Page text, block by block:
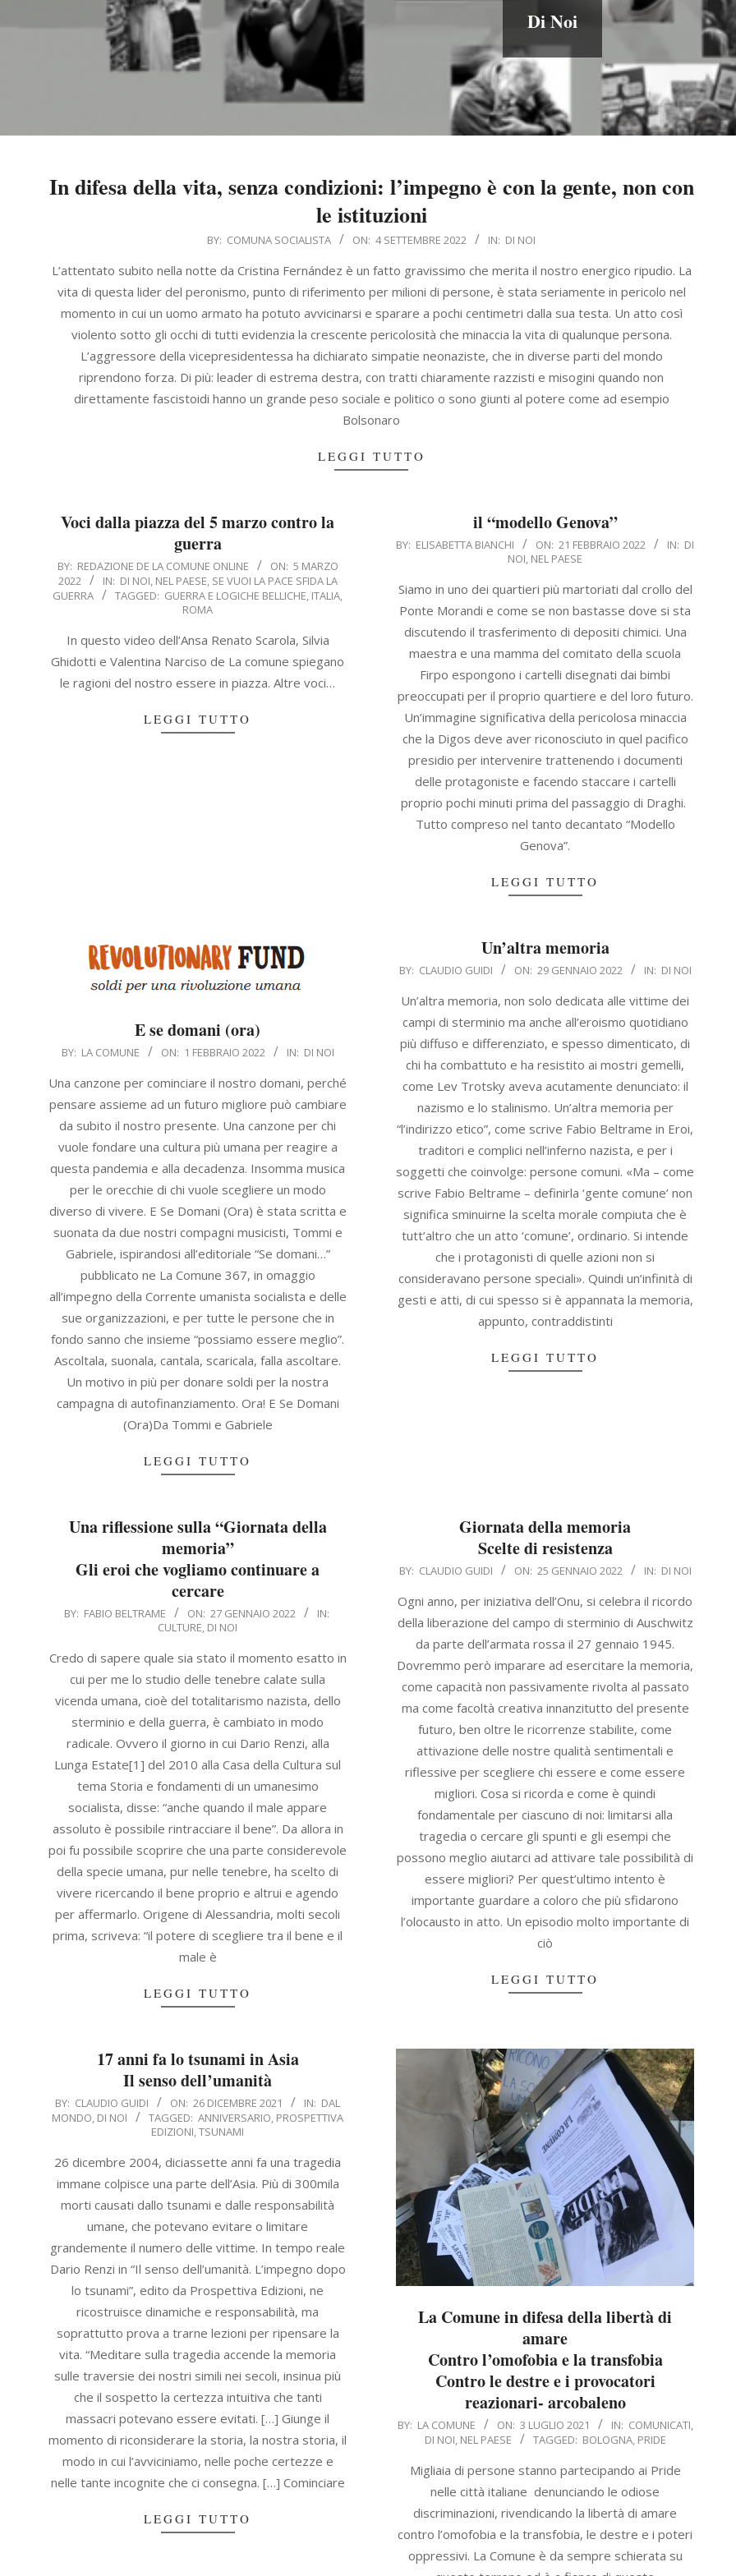
Di Noi
In difesa della vita, senza condizioni: l’impegno è con la gente, non con
le istituzioni
BY: COMUNA SOCIALISTA ON: 4 SETTEMBRE 2022 IN: DI NOI
L’attentato subito nella notte da Cristina Fernández è un fatto gravissimo che merita il nostro energico ripudio. La
vita di questa lider del peronismo, punto di riferimento per milioni di persone, è stata seriamente in pericolo nel
momento in cui un uomo armato ha potuto avvicinarsi e sparare a pochi centimetri dalla sua testa. Un atto così
violento sotto gli occhi di tutti evidenzia la crescente pericolosità che minaccia la vita di qualunque persona.
L’aggressore della vicepresidentessa ha dichiarato simpatie neonaziste, che in diverse parti del mondo
riprendono forza. Di più: leader di estrema destra, con tratti chiaramente razzisti e misogini quando non
direttamente fascistoidi hanno un grande peso sociale e politico o sono giunti al potere come ad esempio
Bolsonaro
LEGGI TUTTO
Voci dalla piazza del 5 marzo contro la
guerra
2022-
03-
BY: REDAZIONE DE LA COMUNE ONLINE ON: 5 MARZO
2022
IN: DI NOI, NEL PAESE, SE VUOI LA PACE SFIDA LA
GUERRA
TAGGED: GUERRA E LOGICHE BELLICHE, ITALIA,
ROMA
In questo video dell’Ansa Renato Scarola, Silvia
Ghidotti e Valentina Narciso de La comune spiegano
le ragioni del nostro essere in piazza. Altre voci…
LEGGI TUTTO
il “modello Genova”
2022-
21
BY: ELISABETTA BIANCHI ON: 21 FEBBRAIO 2022 IN: DI
NOI, NEL PAESE
Siamo in uno dei quartieri più martoriati dal crollo del
Ponte Morandi e come se non bastasse dove si sta
discutendo il trasferimento di depositi chimici. Una
maestra e una mamma del comitato della scuola
Firpo espongono i cartelli disegnati dai bimbi
preoccupati per il proprio quartiere e del loro futuro.
Un’immagine significativa della pericolosa minaccia
che la Digos deve aver riconosciuto in quel pacifico
presidio per intervenire trattenendo i documenti
delle protagoniste e facendo staccare i cartelli
proprio pochi minuti prima del passaggio di Draghi.
Tutto compreso nel tanto decantato “Modello
Genova”.
LEGGI TUTTO
E se domani (ora)
2022-
BY: LA COMUNE ON: 1 FEBBRAIO 2022 IN: DI NOI
Una canzone per cominciare il nostro domani, perché
pensare assieme ad un futuro migliore può cambiare
da subito il nostro presente. Una canzone per chi
vuole fondare una cultura più umana per reagire a
questa pandemia e alla decadenza. Insomma musica
per le orecchie di chi vuole scegliere un modo
diverso di vivere. E Se Domani (Ora) è stata scritta e
suonata da due nostri compagni musicisti, Tommi e
Gabriele, ispirandosi all’editoriale “Se domani…”
pubblicato ne La Comune 367, in omaggio
all’impegno della Corrente umanista socialista e delle
sue organizzazioni, e per tutte le persone che in
fondo sanno che insieme “possiamo essere meglio”.
Ascoltala, suonala, cantala, scaricala, falla ascoltare.
Un motivo in più per donare soldi per la nostra
campagna di autofinanziamento. Ora! E Se Domani
(Ora)Da Tommi e Gabriele
LEGGI TUTTO
Un’altra memoria
2022-
BY: CLAUDIO GUIDI ON: 29 GENNAIO 2022 IN: DI NOI
Un’altra memoria, non solo dedicata alle vittime dei
campi di sterminio ma anche all’eroismo quotidiano
più diffuso e differenziato, e spesso dimenticato, di
chi ha combattuto e ha resistito ai mostri gemelli,
come Lev Trotsky aveva acutamente denunciato: il
nazismo e lo stalinismo. Un’altra memoria per
“l’indirizzo etico”, come scrive Fabio Beltrame in Eroi,
traditori e complici nell’inferno nazista, e per i
soggetti che coinvolge: persone comuni. «Ma – come
scrive Fabio Beltrame – definirla ‘gente comune’ non
significa sminuirne la scelta morale compiuta che è
tutt’altro che un atto ‘comune’, ordinario. Si intende
che i protagonisti di quelle azioni non si
consideravano persone speciali». Quindi un’infinità di
gesti e atti, di cui spesso si è appannata la memoria,
appunto, contraddistinti
LEGGI TUTTO
Una riflessione sulla “Giornata della
memoria”
Gli eroi che vogliamo continuare a
cercare
2022-
27
BY: FABIO BELTRAME ON: 27 GENNAIO 2022
IN:
CULTURE, DI NOI
Credo di sapere quale sia stato il momento esatto in
cui per me lo studio delle tenebre calate sulla
vicenda umana, cioè del totalitarismo nazista, dello
sterminio e della guerra, è cambiato in modo
radicale. Ovvero il giorno in cui Dario Renzi, alla
Lunga Estate[1] del 2010 alla Casa della Cultura sul
tema Storia e fondamenti di un umanesimo
socialista, disse: “anche quando il male appare
assoluto è possibile rintracciare il bene”. Da allora in
poi fu possibile scoprire che una parte considerevole
della specie umana, pur nelle tenebre, ha scelto di
vivere ricercando il bene proprio e altrui e agendo
per affermarlo. Origene di Alessandria, molti secoli
prima, scriveva: “il potere di scegliere tra il bene e il
male è
LEGGI TUTTO
Giornata della memoria
Scelte di resistenza
2022-
25
BY: CLAUDIO GUIDI ON: 25 GENNAIO 2022 IN: DI NOI
Ogni anno, per iniziativa dell’Onu, si celebra il ricordo
della liberazione del campo di sterminio di Auschwitz
da parte dell’armata rossa il 27 gennaio 1945.
Dovremmo però imparare ad esercitare la memoria,
come capacità non passivamente rivolta al passato
ma come facoltà creativa innanzitutto del presente
futuro, ben oltre le ricorrenze stabilite, come
attivazione delle nostre qualità sentimentali e
riflessive per scegliere chi essere e come essere
migliori. Cosa si ricorda e come è quindi
fondamentale per ciascuno di noi: limitarsi alla
tragedia o cercare gli spunti e gli esempi che
possono meglio aiutarci ad attivare tale possibilità di
essere migliori? Per quest’ultimo intento è
importante guardare a coloro che più sfidarono
l’olocausto in atto. Un episodio molto importante di
ciò
LEGGI TUTTO
17 anni fa lo tsunami in Asia
Il senso dell’umanità
2021-
12-
BY: CLAUDIO GUIDI ON: 26 DICEMBRE 2021 IN: DAL
MONDO, DI NOI TAGGED: ANNIVERSARIO, PROSPETTIVA
EDIZIONI,TSUNAMI
26 dicembre 2004, diciassette anni fa una tragedia
immane colpisce una parte dell’Asia. Più di 300mila
morti causati dallo tsunami e dalle responsabilità
umane, che potevano evitare o limitare
grandemente il numero delle vittime. In tempo reale
Dario Renzi in “Il senso dell’umanità. L’impegno dopo
lo tsunami”, edito da Prospettiva Edizioni, ne
ricostruisce dinamiche e responsabilità, ma
soprattutto prova a trarne lezioni per ripensare la
vita. “Meditare sulla tragedia accende la memoria
sulle traversie dei nostri simili nei secoli, insinua più
che il sospetto la certezza intuitiva che tanti
massacri potevano essere evitati. […] Giunge il
momento di riconsiderare la storia, la nostra storia, il
modo in cui l’avviciniamo, nelle poche certezze e
nelle tante incognite che ci consegna. […] Cominciare
LEGGI TUTTO
La Comune in difesa della libertà di
amare
Contro l’omofobia e la transfobia
Contro le destre e i provocatori
reazionari- arcobaleno
2021-
BY: LA COMUNE ON: 3 LUGLIO 2021 IN: COMUNICATI,
DI NOI, NEL PAESE TAGGED: BOLOGNA, PRIDE
Migliaia di persone stanno partecipando ai Pride
nelle città italiane denunciando le odiose
discriminazioni, rivendicando la libertà di amare
contro l’omofobia e la transfobia, le destre e i poteri
oppressivi. La Comune è da sempre schierata su